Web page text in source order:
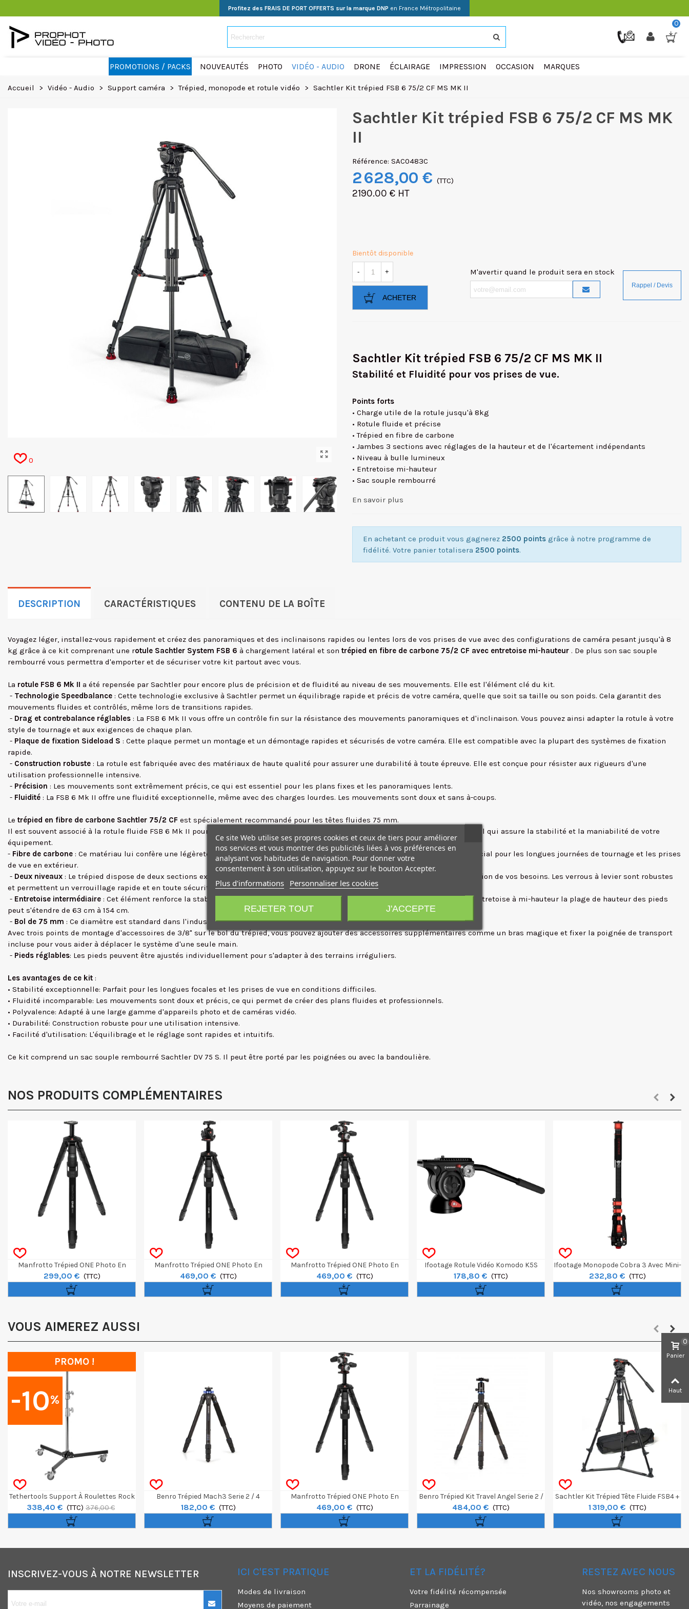
Profitez des FRAIS DE PORT OFFERTS sur la marque DNP en France Métropolitaine
0
PROMOTIONS / PACKS NOUVEAUTÉS PHOTO VIDÉO - AUDIO DRONE ÉCLAIRAGE IMPRESSION OCCASION MARQUES
Accueil > Vidéo - Audio > Support caméra > Trépied, monopode et rotule vidéo > Sachtler Kit trépied FSB 6 75/2 CF MS MK II
0
Sachtler Kit trépied FSB 6 75/2 CF MS MK
II
Référence: SAC0483C
2 628,00 € (TTC)
2190.00 € HT
Bientôt disponible
- +
ACHETER
M'avertir quand le produit sera en stock
Sachtler Kit trépied FSB 6 75/2 CF MS MK II
Stabilité et Fluidité pour vos prises de vue.
Points forts
• Charge utile de la rotule jusqu'à 8kg
• Rotule fluide et précise
• Trépied en fibre de carbone
• Jambes 3 sections avec réglages de la hauteur et de l'écartement indépendants
• Niveau à bulle lumineux
• Entretoise mi-hauteur
• Sac souple rembourré
En savoir plus
En achetant ce produit vous gagnerez 2500 points grâce à notre programme de
fidélité. Votre panier totalisera 2500 points.
DESCRIPTION CARACTÉRISTIQUES CONTENU DE LA BOÎTE
Voyagez léger, installez-vous rapidement et créez des panoramiques et des inclinaisons rapides ou lentes lors de vos prises de vue avec des configurations de caméra pesant jusqu'à 8
kg grâce à ce kit comprenant une rotule Sachtler System FSB 6 à chargement latéral et son trépied en fibre de carbone 75/2 CF avec entretoise mi-hauteur . De plus son sac souple
rembourré vous permettra d'emporter et de sécuriser votre kit partout avec vous.
La rotule FSB 6 Mk II a été repensée par Sachtler pour encore plus de précision et de fluidité au niveau de ses mouvements. Elle est l'élément clé du kit.
- Technologie Speedbalance : Cette technologie exclusive à Sachtler permet un équilibrage rapide et précis de votre caméra, quelle que soit sa taille ou son poids. Cela garantit des
mouvements fluides et contrôlés, même lors de transitions rapides.
- Drag et contrebalance réglables : La FSB 6 Mk II vous offre un contrôle fin sur la résistance des mouvements panoramiques et d'inclinaison. Vous pouvez ainsi adapter la rotule à votre
style de tournage et aux exigences de chaque plan.
- Plaque de fixation Sideload S : Cette plaque permet un montage et un démontage rapides et sécurisés de votre caméra. Elle est compatible avec la plupart des systèmes de fixation
rapide.
- Construction robuste : La rotule est fabriquée avec des matériaux de haute qualité pour assurer une durabilité à toute épreuve. Elle est conçue pour résister aux rigueurs d'une
utilisation professionnelle intensive.
- Précision : Les mouvements sont extrêmement précis, ce qui est essentiel pour les plans fixes et les panoramiques lents.
- Fluidité : La FSB 6 Mk II offre une fluidité exceptionnelle, même avec des charges lourdes. Les mouvements sont doux et sans à-coups.
Le trépied en fibre de carbone Sachtler 75/2 CF est spécialement recommandé pour les têtes fluides 75 mm.
Il est souvent associé à la rotule fluide FSB 6 Mk II pour former un système de caméra professionnel. Il s'agit d'un élément essentiel qui assure la stabilité et la maniabilité de votre
équipement.
- Fibre de carbone : Ce matériau lui confère une légèreté remarquable tout en offrant une rigidité exceptionnelle, ce qui s'avère crucial pour les longues journées de tournage et les prises
de vue en extérieur.
- Deux niveaux : Le trépied dispose de deux sections extensibles qui vous permettent d'ajuster la hauteur de votre caméra en fonction de vos besoins. Les verrous à levier sont robustes
et permettent un verrouillage rapide et en toute sécurité des jambes du trépied.
- Entretoise intermédiaire : Cet élément renforce la stabilité du trépied, surtout lorsqu'il est complètement étendu. Grâce à cette entretoise à mi-hauteur la plage de hauteur des pieds
peut s'étendre de 63 cm à 154 cm.
- Bol de 75 mm : Ce diamètre est standard dans l'industrie et assure une compatibilité avec la plupart des rotules fluides.
Avec trois points de montage d'accessoires de 3/8" sur le bol du trépied, vous pouvez ajouter des accessoires supplémentaires comme un bras magique et fixer la poignée de transport
incluse pour vous aider à déplacer le système d'une seule main.
- Pieds réglables: Les pieds peuvent être ajustés individuellement pour s'adapter à des terrains irréguliers.
Les avantages de ce kit :
• Stabilité exceptionnelle: Parfait pour les longues focales et les prises de vue en conditions difficiles.
• Fluidité incomparable: Les mouvements sont doux et précis, ce qui permet de créer des plans fluides et professionnels.
• Polyvalence: Adapté à une large gamme d'appareils photo et de caméras vidéo.
• Durabilité: Construction robuste pour une utilisation intensive.
• Facilité d'utilisation: L'équilibrage et le réglage sont rapides et intuitifs.
Ce kit comprend un sac souple rembourré Sachtler DV 75 S. Il peut être porté par les poignées ou avec la bandoulière.
NOS PRODUITS COMPLÉMENTAIRES
Manfrotto Trépied ONE Photo En
Aluminium
299,00 € (TTC)
Manfrotto Trépied ONE Photo En
Aluminium Avec Rotule Ball XPro
469,00 € (TTC)
Manfrotto Trépied ONE Photo En
Aluminium Avec Rotule 3D Xpro
469,00 € (TTC)
Ifootage Rotule Vidéo Komodo K5S
178,80 € (TTC)
Ifootage Monopode Cobra 3 Avec Mini-
Trépied À Pédale - Carbone
232,80 € (TTC)
VOUS AIMEREZ AUSSI
-10%
PROMO !
Tethertools Support À Roulettes Rock
Solid Low Boy
338,40 € (TTC) 376,00 €
Benro Trépied Mach3 Serie 2 / 4
Sections Aluminium
182,00 € (TTC)
Manfrotto Trépied ONE Photo En
Aluminium Avec Rotule 3D Xpro
469,00 € (TTC)
Benro Trépied Kit Travel Angel Serie 2 /
4 Sect. Carbone + Ball V1
484,00 € (TTC)
Sachtler Kit Trépied Tête Fluide FSB4 +
Trépied Alu 75/2
1 319,00 € (TTC)
INSCRIVEZ-VOUS À NOTRE NEWSLETTER ICI C'EST PRATIQUE
Modes de livraison
Moyens de paiement
ET LA FIDÉLITÉ?
Votre fidélité récompensée
Parrainage
RESTEZ AVEC NOUS
Nos showrooms photo et
vidéo, nos engagements
Ce site Web utilise ses propres cookies et ceux de tiers pour améliorer
nos services et vous montrer des publicités liées à vos préférences en
analysant vos habitudes de navigation. Pour donner votre
consentement à son utilisation, appuyez sur le bouton Accepter.
Plus d'informations Personnaliser les cookies
REJETER TOUT J'ACCEPTE
Panier
0
Haut
10€ OFFERTS sur
votre premier